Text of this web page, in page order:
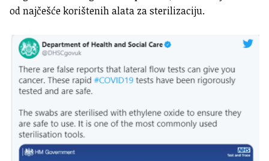
od najčešće korištenih alata za sterilizaciju.